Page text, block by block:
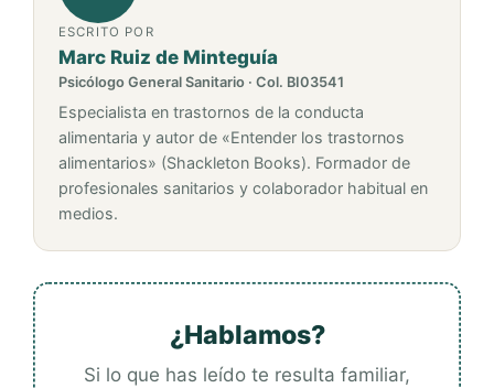
ESCRITO POR
Marc Ruiz de Minteguía
Psicólogo General Sanitario · Col. BI03541
Especialista en trastornos de la conducta
alimentaria y autor de «Entender los trastornos
alimentarios» (Shackleton Books). Formador de
profesionales sanitarios y colaborador habitual en
medios.
¿Hablamos?
Si lo que has leído te resulta familiar,